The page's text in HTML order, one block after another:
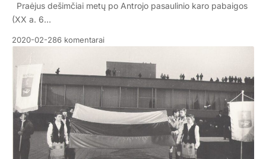
Praėjus dešimčiai metų po Antrojo pasaulinio karo pabaigos
(XX a. 6…
2020-02-286 komentarai